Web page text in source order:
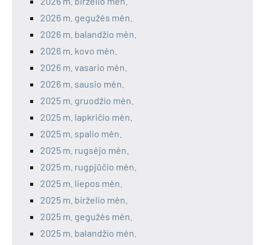
2026 m. gegužės mėn.
2026 m. balandžio mėn.
2026 m. kovo mėn.
2026 m. vasario mėn.
2026 m. sausio mėn.
2025 m. gruodžio mėn.
2025 m. lapkričio mėn.
2025 m. spalio mėn.
2025 m. rugsėjo mėn.
2025 m. rugpjūčio mėn.
2025 m. liepos mėn.
2025 m. birželio mėn.
2025 m. gegužės mėn.
2025 m. balandžio mėn.